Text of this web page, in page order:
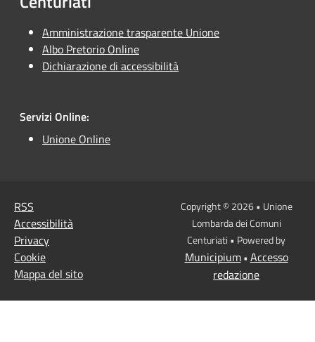
Amministrazione trasparente Unione
Albo Pretorio Online
Dichiarazione di accessibilità
Servizi Online:
Unione Online
RSS
Accessibilità
Privacy
Cookie
Mappa del sito
Copyright © 2026 • Unione
Lombarda dei Comuni
Centuriati • Powered by
Municipium• Accesso
redazione